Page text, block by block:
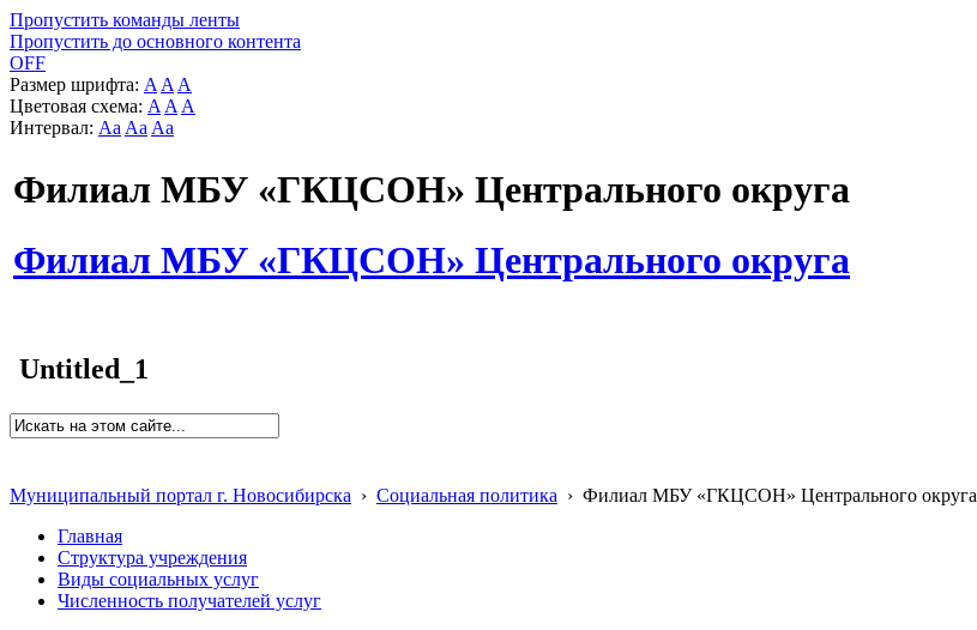
Пропустить команды ленты
Пропустить до основного контента
OFF
Размер шрифта: A A A
Цветовая схема: A A A
Интервал: Aa Aa Aa
Филиал МБУ «ГКЦСОН» Центрального округа
Филиал МБУ «ГКЦСОН» Центрального округа
Untitled_1
Муниципальный портал г. Новосибирска › Социальная политика › Филиал МБУ «ГКЦСОН» Центрального округа
Главная
Структура учреждения
Виды социальных услуг
Численность получателей услуг